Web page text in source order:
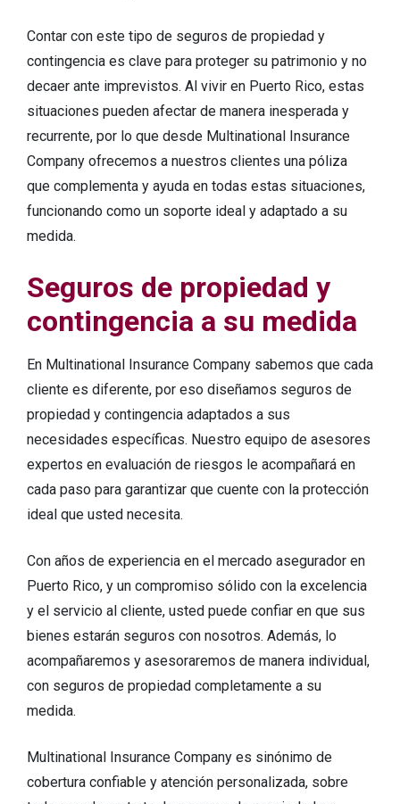
Contar con este tipo de seguros de propiedad y
contingencia es clave para proteger su patrimonio y no
decaer ante imprevistos. Al vivir en Puerto Rico, estas
situaciones pueden afectar de manera inesperada y
recurrente, por lo que desde Multinational Insurance
Company ofrecemos a nuestros clientes una póliza
que complementa y ayuda en todas estas situaciones,
funcionando como un soporte ideal y adaptado a su
medida.
Seguros de propiedad y
contingencia a su medida
En Multinational Insurance Company sabemos que cada
cliente es diferente, por eso diseñamos seguros de
propiedad y contingencia adaptados a sus
necesidades específicas. Nuestro equipo de asesores
expertos en evaluación de riesgos le acompañará en
cada paso para garantizar que cuente con la protección
ideal que usted necesita.
Con años de experiencia en el mercado asegurador en
Puerto Rico, y un compromiso sólido con la excelencia
y el servicio al cliente, usted puede confiar en que sus
bienes estarán seguros con nosotros. Además, lo
acompañaremos y asesoraremos de manera individual,
con seguros de propiedad completamente a su
medida.
Multinational Insurance Company es sinónimo de
cobertura confiable y atención personalizada, sobre